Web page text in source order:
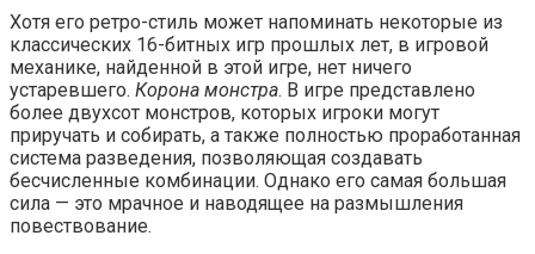
Хотя его ретро-стиль может напоминать некоторые из
классических 16-битных игр прошлых лет, в игровой
механике, найденной в этой игре, нет ничего
устаревшего. Корона монстра. В игре представлено
более двухсот монстров, которых игроки могут
приручать и собирать, а также полностью проработанная
система разведения, позволяющая создавать
бесчисленные комбинации. Однако его самая большая
сила — это мрачное и наводящее на размышления
повествование.